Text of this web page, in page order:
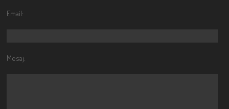
Email:
Mesaj: